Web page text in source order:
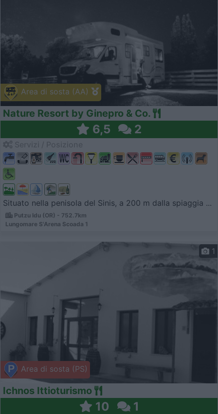
Area di sosta (AA)
Nature Resort by Ginepro & Co.
6,5 2
Situato nella penisola del Sinis, a 200 m dalla spiaggia ...
Putzu Idu (OR) - 752.7km
Lungomare S'Arena Scoada 1
Area di sosta (PS)
1
Ichnos Ittioturismo
10 1